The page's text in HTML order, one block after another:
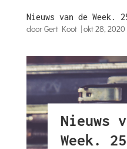
Nieuws van de Week.
doorGert Koot|okt 28, 2020
Nieuws
Week.